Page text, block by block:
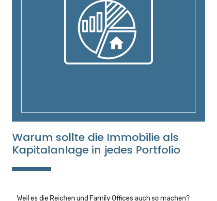
Warum sollte die Immobilie als
Kapitalanlage in jedes Portfolio
Weil es die Reichen und Family Offices auch so machen?